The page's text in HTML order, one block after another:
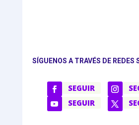
SÍGUENOS A TRAVÉS DE REDES
SEGUIR
SEGUIR